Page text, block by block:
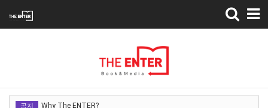
Toggle
navigation
공지 Why The ENTER?